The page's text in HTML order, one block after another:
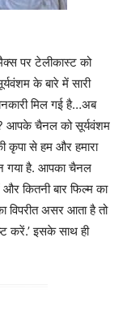
पर टेलीकास्ट को
के बारे में सारी
मिल गई है…अब
आपके चैनल को सूर्यवंशम
कृपा से हम और हमारा
गया है. आपका चैनल
कितनी बार फिल्म का
विपरीत असर आता है तो
करें.’ इसके साथ ही